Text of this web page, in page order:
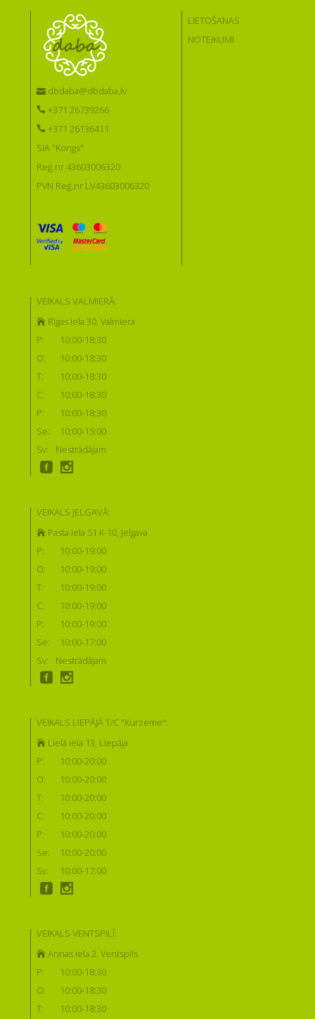
dbdaba@dbdaba.lv
+371 26739266
+371 26136411
SIA "Kongs"
Reģ.nr 43603006320
PVN Reģ.nr LV43603006320
LIETOŠANAS
NOTEIKUMI
VEIKALS VALMIERĀ:
Rīgas iela 30, Valmiera
P:
10:00-18:30
O:
10:00-18:30
T:
10:00-18:30
C:
10:00-18:30
P:
10:00-18:30
Se:
10:00-15:00
Sv:
Nestrādājam
VEIKALS JELGAVĀ:
Pasta iela 51 K-10, Jelgava
P:
10:00-19:00
O:
10:00-19:00
T:
10:00-19:00
C:
10:00-19:00
P:
10:00-19:00
Se:
10:00-17:00
Sv:
Nestrādājam
VEIKALS LIEPĀJĀ T/C "Kurzeme":
Lielā iela 13, Liepāja
P:
10:00-20:00
O:
10:00-20:00
T:
10:00-20:00
C:
10:00-20:00
P:
10:00-20:00
Se:
10:00-20:00
Sv:
10:00-17:00
VEIKALS VENTSPILĪ:
Annas iela 2, Ventspils
P:
10:00-18:30
O:
10:00-18:30
T:
10:00-18:30